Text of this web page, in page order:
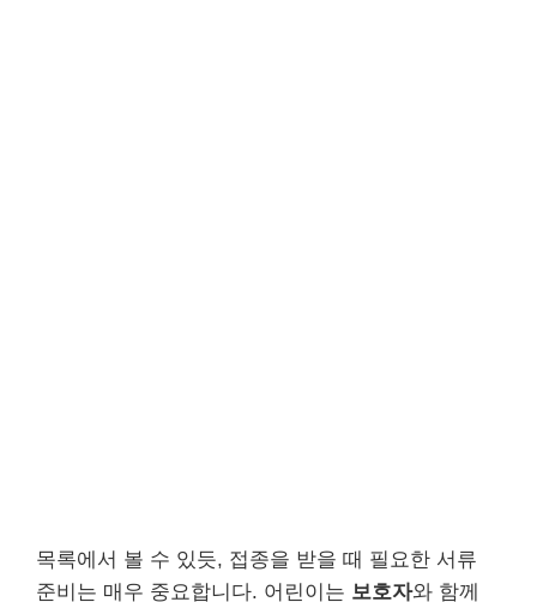
목록에서 볼 수 있듯, 접종을 받을 때 필요한 서류
준비는 매우 중요합니다. 어린이는 보호자와 함께